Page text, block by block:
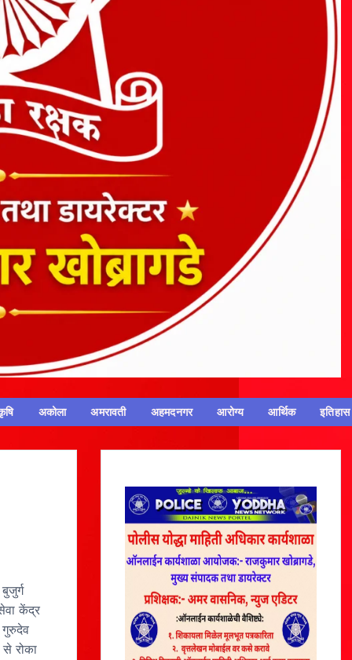
अकोला अमरावती अहमदनगर आरोग्य आर्थिक इतिहास
केंद्र
रोका